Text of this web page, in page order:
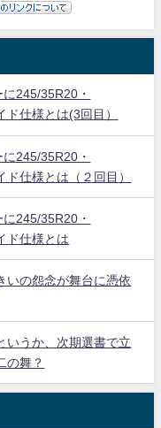
245/35R20・
仕様とは(3回目）
245/35R20・
仕様とは（２回目）
245/35R20・
ド仕様とは
いの怨念が舞台に憑依
いうか、次期選書で立
の舞？